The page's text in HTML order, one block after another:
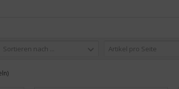
Sortieren nach ... Artikel pro Seite